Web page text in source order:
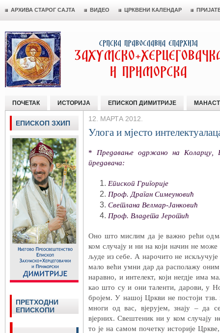
АРХИВА СТАРОГ САЈТА ВИДЕО ЦРКВЕНИ КАЛЕНДАР
ПОЧЕТАК ИСТОРИЈА ЕПИСКОП ДИМИТРИЈЕ
12. МАРТА 2012.
Улога и мјесто
* Предавање одржано на Коларцу,
предавача:
Епископ Григорије
Проф. Драган Симеуновић
Светлана Велмар-Јанковић
Проф. Владета Јеротић
Оно што мислим да је важно рећи
ком случају и ни на који начин не
људе из себе. А нарочито не искључује
мало већи умни дар да располажу
наравно, и интелект, који негдје има
као што су и они таленти, дарови, у
бројем. У нашој Цркви не постоји
многи од вас, вјерујем, знају – да
вјерних. Свештеник ни у ком случају
то је на самом почетку историје
ЕПИСКОП ЗХИП
ПРЕТХОДНИ
ЕПИСКОПИ